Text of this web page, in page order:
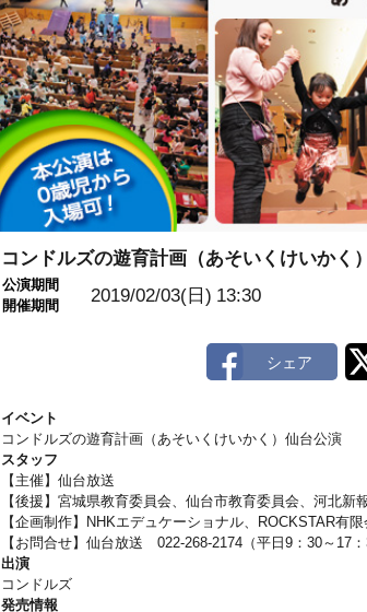
コンドルズの遊育計画（あそいくけいかく
公演期間
開催期間
2019/02/03(日) 13:30
イベント
コンドルズの遊育計画（あそいくけいかく）仙台公演
スタッフ
【主催】仙台放送
【後援】宮城県教育委員会、仙台市教育委員会、河北新
【企画制作】NHKエデュケーショナル、ROCKSTAR有
【お問合せ】仙台放送 022-268-2174（平日9：30～17：
出演
コンドルズ
発売情報